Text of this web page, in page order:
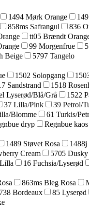
1494 Mørk Orange
858ms Safrangul 836
tt05 Brændt
99 Morgenfrue
Beige
5797 Tangelo
1502 Solopgang
Sandstrand 1518
Lyserød/Blå/Grå 1522
37 Lilla/Pink 39 Petrol/
Blomme 61 Turkis/
dryp Regnbue kaos
1489 Støvet Rosa 1488j
Cream 5705
16 Fuchsia/Lyserød
863ms Bleg Rosa
Bordeaux 85 Lyserød